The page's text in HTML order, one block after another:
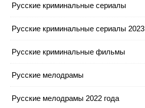
Русские криминальные сериалы
Русские криминальные сериалы 2023
Русские криминальные фильмы
Русские мелодрамы
Русские мелодрамы 2022 года